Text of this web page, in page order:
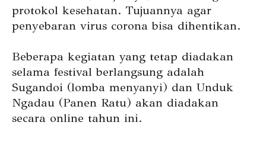
protokol kesehatan. Tujuannya agar
penyebaran virus corona bisa dihentikan.
Beberapa kegiatan yang tetap diadakan
selama festival berlangsung adalah
Sugandoi (lomba menyanyi) dan Unduk
Ngadau (Panen Ratu) akan diadakan
secara online tahun ini.